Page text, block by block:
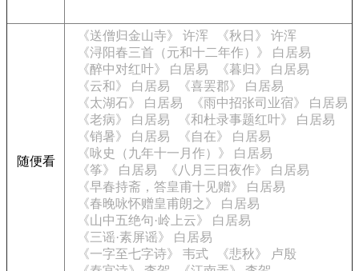
随便看
《送僧归金山寺》 许浑
《秋日》 许浑
《浔阳春三首（元和十二年作）》 白居易
《醉中对红叶》 白居易
《暮归》 白居易
《云和》 白居易
《喜罢郡》 白居易
《太湖石》 白居易
《雨中招张司业宿》 白居易
《老病》 白居易
《和杜录事题红叶》 白居易
《销暑》 白居易
《自在》 白居易
《咏史（九年十一月作）》 白居易
《筝》 白居易
《八月三日夜作》 白居易
《早春持斋，答皇甫十见赠》 白居易
《春晚咏怀赠皇甫朗之》 白居易
《山中五绝句·岭上云》 白居易
《三谣·素屏谣》 白居易
《一字至七字诗》 韦式
《悲秋》 卢殷